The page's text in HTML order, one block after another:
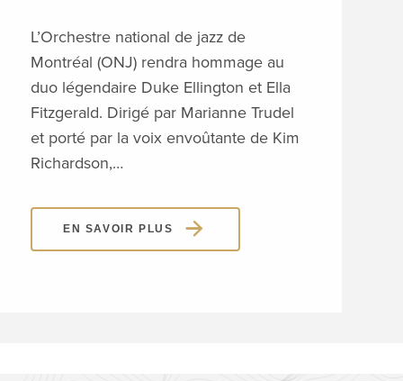
L’Orchestre national de jazz de
Montréal (ONJ) rendra hommage au
duo légendaire Duke Ellington et Ella
Fitzgerald. Dirigé par Marianne Trudel
et porté par la voix envoûtante de Kim
Richardson,…
EN SAVOIR PLUS